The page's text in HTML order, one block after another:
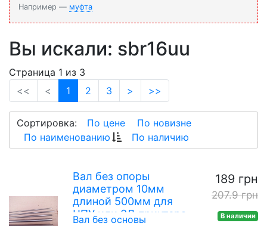
Например — муфта
Вы искали: sbr16uu
Страница 1 из 3
<<
< 1 (current)
2 3 > >>
Сортировка: По цене
По новизне
По наименованию
По наличию
Вал без опоры
диаметром 10мм
длиной 500мм для
ЧПУ или 3Д принтера
Вал без основы
189 грн
207.9 грн
В наличии